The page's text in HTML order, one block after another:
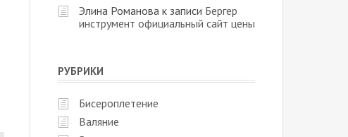
Элина Романова к записи Бергер
инструмент официальный сайт цены
РУБРИКИ
Бисероплетение
Валяние